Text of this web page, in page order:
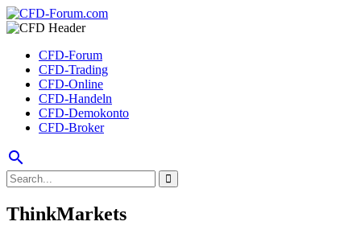
CFD-Forum
CFD-Trading
CFD-Online
CFD-Handeln
CFD-Demokonto
CFD-Broker
search
ThinkMarkets